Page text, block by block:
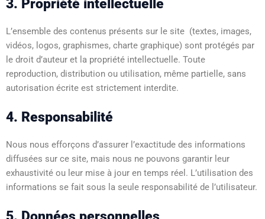
3. Propriété intellectuelle
L’ensemble des contenus présents sur le site (textes, images,
vidéos, logos, graphismes, charte graphique) sont protégés par
le droit d’auteur et la propriété intellectuelle. Toute
reproduction, distribution ou utilisation, même partielle, sans
autorisation écrite est strictement interdite.
4. Responsabilité
Nous nous efforçons d’assurer l’exactitude des informations
diffusées sur ce site, mais nous ne pouvons garantir leur
exhaustivité ou leur mise à jour en temps réel. L’utilisation des
informations se fait sous la seule responsabilité de l’utilisateur.